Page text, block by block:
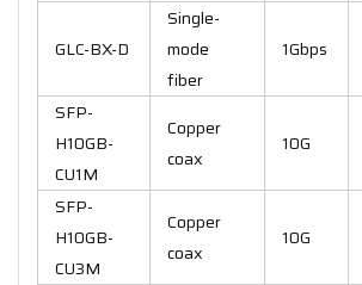
GLC-BX-D
Single-
mode
fiber
1Gbps
SFP-
H10GB-
CU1M
Copper
coax
10G
SFP-
H10GB-
CU3M
Copper
coax
10G